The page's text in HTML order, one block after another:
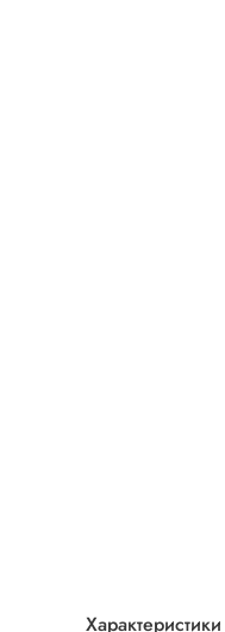
Характеристики